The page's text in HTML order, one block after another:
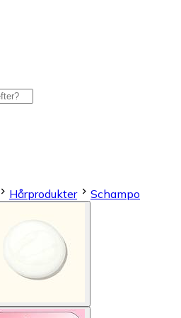
Hårprodukter Schampo